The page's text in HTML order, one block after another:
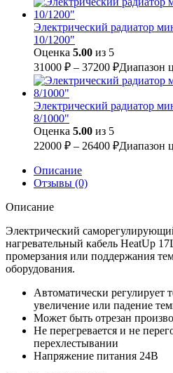
Электрический радиатор
10/1200"
Оценка 5.00 из 5
31000 ₽ – 37200 ₽Диапазон
Электрический радиатор
8/1000"
Оценка 5.00 из 5
22000 ₽ – 26400 ₽Диапазон
Описание
Отзывы (0)
Описание
Электрический
нагревательный кабель HeatUp
промерзания или поддержания
оборудования.
Автоматически регулирует
увеличение или падение
Может быть отрезан
Не перегревается и не
перехлестывании
Напряжение питания 24В